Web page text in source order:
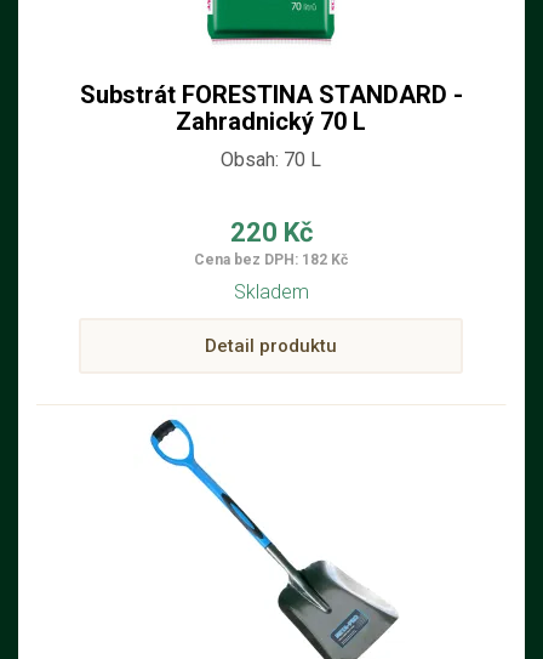
Substrát FORESTINA STANDARD -
Zahradnický 70 L
Obsah: 70 L
220 Kč
Cena bez DPH: 182 Kč
Skladem
Detail produktu